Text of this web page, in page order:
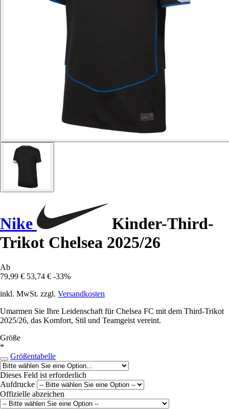
Nike
Kinder-Third-
Trikot Chelsea 2025/26
Ab
79,99 € 53,74 € -33%
inkl. MwSt. zzgl. Versandkosten
Umarmen Sie Ihre Leidenschaft für Chelsea FC mit dem Third-Trikot
2025/26, das Komfort, Stil und Teamgeist vereint.
Größe
*
Größentabelle
Dieses Feld ist erforderlich
Aufdrucke
Offizielle abzeichen